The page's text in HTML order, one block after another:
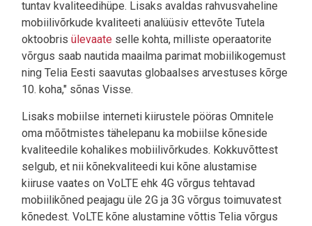
tuntav kvaliteedihüpe. Lisaks avaldas rahvusvaheline
mobiilivõrkude kvaliteeti analüüsiv ettevõte Tutela
oktoobris ülevaate selle kohta, milliste operaatorite
võrgus saab nautida maailma parimat mobiilikogemust
ning Telia Eesti saavutas globaalses arvestuses kõrge
10. koha," sõnas Visse.
Lisaks mobiilse interneti kiirustele pööras Omnitele
oma mõõtmistes tähelepanu ka mobiilse kõneside
kvaliteedile kohalikes mobiilivõrkudes. Kokkuvõttest
selgub, et nii kõnekvaliteedi kui kõne alustamise
kiiruse vaates on VoLTE ehk 4G võrgus tehtavad
mobiilikõned peajagu üle 2G ja 3G võrgus toimuvatest
kõnedest. VoLTE kõne alustamine võttis Telia võrgus